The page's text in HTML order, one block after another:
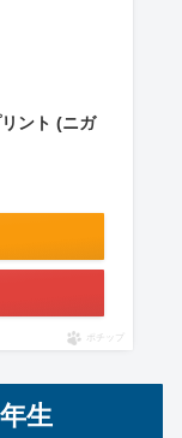
ント (ニガ
ポチップ
生